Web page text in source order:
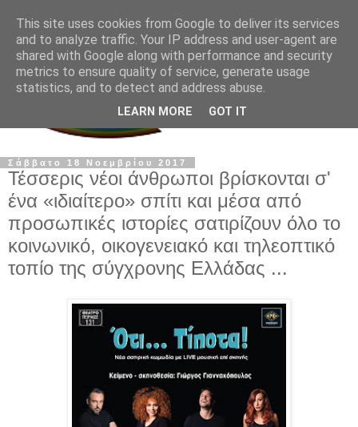
Σάββατο 18 Νοεμβρίου 2017
Τέσσερις νέοι άνθρωποι βρίσκονται σ'
ένα «ιδιαίτερο» σπίτι και μέσα από
προσωπικές ιστορίες σατιρίζουν όλο το
κοινωνικό, οικογενειακό και τηλεοπτικό
τοπίο της σύγχρονης Ελλάδας ...
This site uses cookies from Google to deliver its services
and to analyze traffic. Your IP address and user-agent are
shared with Google along with performance and security
metrics to ensure quality of service, generate usage
statistics, and to detect and address abuse.
LEARN MORE GOT IT